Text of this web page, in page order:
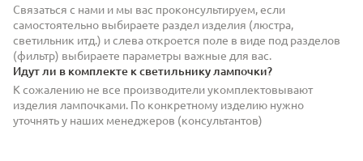
Связаться с нами и мы вас проконсультируем, если
самостоятельно выбираете раздел изделия (люстра,
светильник итд.) и слева откроется поле в виде под разделов
(фильтр) выбираете параметры важные для вас.
Идут ли в комплекте к светильнику лампочки?
К сожалению не все производители укомплектовывают
изделия лампочками. По конкретному изделию нужно
уточнять у наших менеджеров (консультантов)